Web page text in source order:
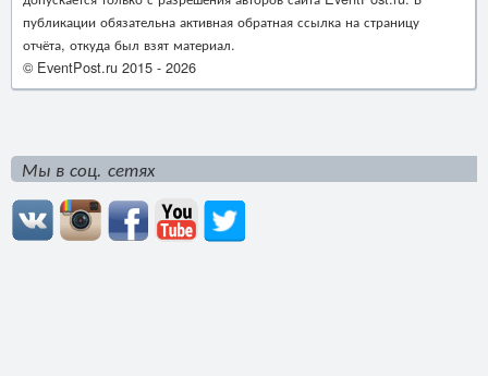
публикации обязательна активная обратная ссылка на страницу
отчёта, откуда был взят материал.
© EventPost.ru 2015 - 2026
Мы в соц. сетях